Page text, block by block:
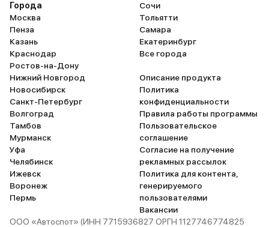
Города
Москва
Пенза
Казань
Краснодар
Ростов-на-Дону
Нижний Новгород
Новосибирск
Санкт-Петербург
Волгоград
Тамбов
Мурманск
Уфа
Челябинск
Ижевск
Воронеж
Пермь
Сочи
Тольятти
Самара
Екатеринбург
Все города
Описание продукта
Политика
конфиденциальности
Правила работы программы
Пользовательское
соглашение
Согласие на получение
рекламных рассылок
Политика для контента,
генерируемого
пользователями
Вакансии
ООО «Автоспот» (ИНН 7715936827 ОРГН 1127746774825